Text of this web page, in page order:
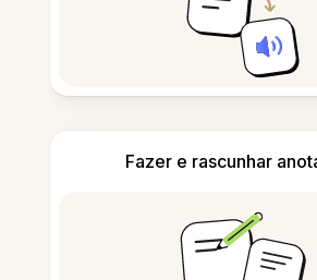
Fazer e rascunhar